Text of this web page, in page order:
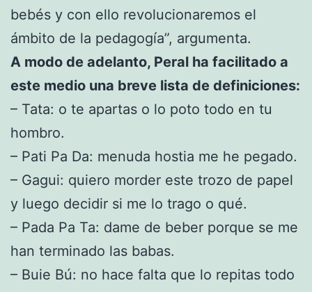
bebés y con ello revolucionaremos el
ámbito de la pedagogía”, argumenta.
A modo de adelanto, Peral ha facilitado a
este medio una breve lista de definiciones:
– Tata: o te apartas o lo poto todo en tu
hombro.
– Pati Pa Da: menuda hostia me he pegado.
– Gagui: quiero morder este trozo de papel
y luego decidir si me lo trago o qué.
– Pada Pa Ta: dame de beber porque se me
han terminado las babas.
– Buie Bú: no hace falta que lo repitas todo